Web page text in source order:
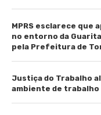
MPRS esclarece que
no entorno da
pela Prefeitura de
Justiça do Trabalho
ambiente de trabalho